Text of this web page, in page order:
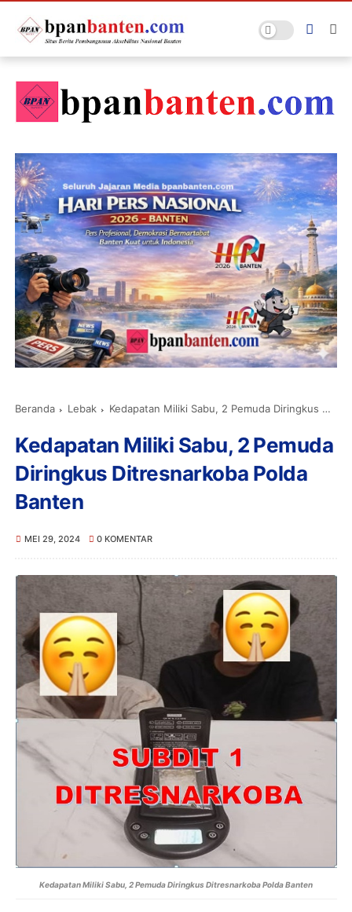
Beranda Lebak Kedapatan Miliki Sabu, 2 Pemuda Diringkus Ditresnarkoba Polda Banten
Kedapatan Miliki Sabu, 2 Pemuda
Diringkus Ditresnarkoba Polda
Banten
MEI 29, 2024 0 KOMENTAR
Kedapatan Miliki Sabu, 2 Pemuda Diringkus Ditresnarkoba Polda Banten